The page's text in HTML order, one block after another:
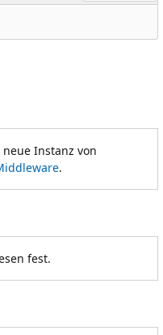
Instanz von
.
fest.